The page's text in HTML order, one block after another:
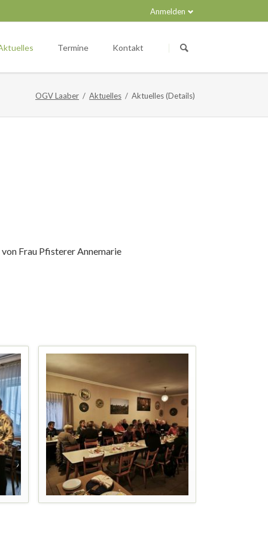
Anmelden
überspringen
Termine Kontakt
OGV Laaber Aktuelles Aktuelles (Details)
Frau Pfisterer Annemarie